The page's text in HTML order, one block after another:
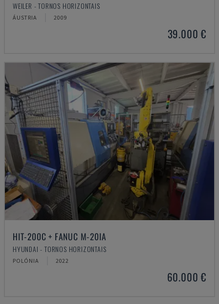
WEILER - TORNOS HORIZONTAIS
ÁUSTRIA 2009
39.000 €
HIT-200C + FANUC M-20IA
HYUNDAI - TORNOS HORIZONTAIS
POLÓNIA 2022
60.000 €